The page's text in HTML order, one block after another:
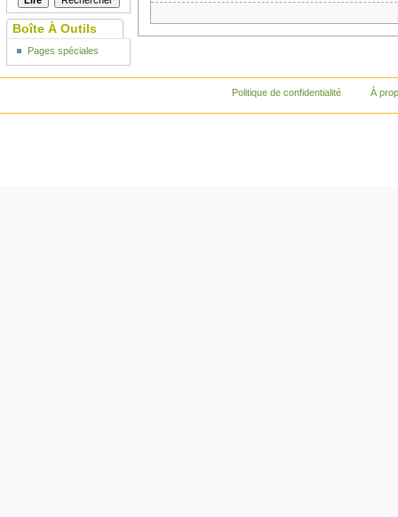
Boîte À Outils
Pages spéciales
Politique de confidentialité À